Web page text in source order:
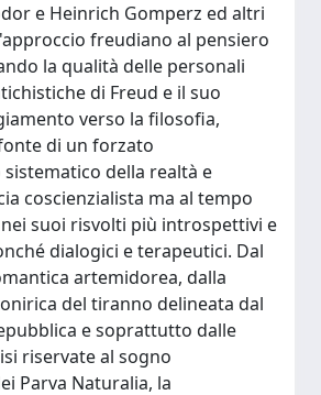
e Heinrich Gomperz ed altri
freudiano al pensiero
la qualità delle personali
di Freud e il suo
verso la filosofia,
di un forzato
della realtà e
coscienzialista ma al tempo
suoi risvolti più introspettivi e
dialogici e terapeutici. Dal
artemidorea, dalla
del tiranno delineata dal
e soprattutto dalle
riservate al sogno
Parva Naturalia, la